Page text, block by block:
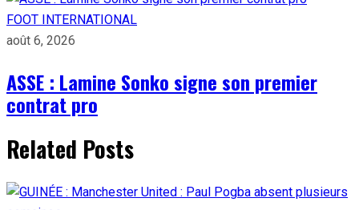
FOOT INTERNATIONAL
août 6, 2026
ASSE : Lamine Sonko signe son premier
contrat pro
Related Posts